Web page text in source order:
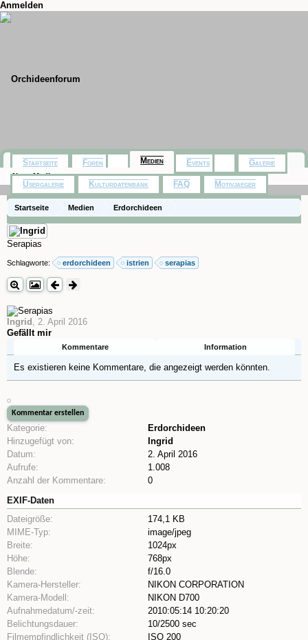
Anmelden
Startseite Medien Erdorchideen
Serapias
Schlagworte: erdorchideen istrien serapias
Ingrid , 2. April 2016
Gefällt mir
Kommentare Information
Es existieren keine Kommentare, die angezeigt werden könnten.
Kategorie:
Erdorchideen
Hinzugefügt von:
Ingrid
Datum:
2. April 2016
Aufrufe:
1.008
Anzahl der Kommentare:
0
EXIF-Daten
Dateigröße:
174,1 KB
MIME-Typ:
image/jpeg
Breite:
1024px
Höhe:
768px
Blende:
f/16.0
Kamera-Hersteller:
NIKON CORPORATION
Kamera-Modell:
NIKON D700
Aufnahmedatum/-zeit:
2010:05:14 10:20:20
Belichtungsdauer:
10/2500 sec
Filmempfindlichkeit (ISO):
ISO 200
Startseite Foren Medien
Neue Medien
Events Galerie
Usergalerie Kulturdatenbank FAQ Motivjaeger